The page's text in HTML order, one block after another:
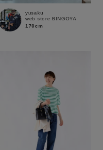
yusaku
web store BINGOYA
170cm